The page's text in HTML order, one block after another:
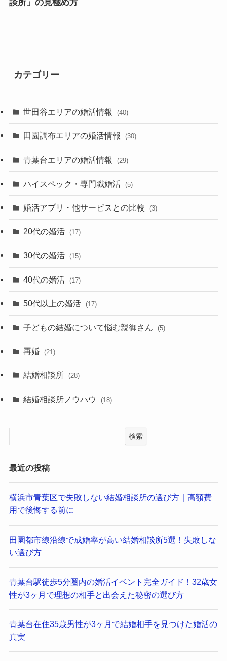
談所」の見極め方
カテゴリー
世田谷エリアの婚活情報 (40)
田園調布エリアの婚活情報 (30)
青葉台エリアの婚活情報 (29)
ハイスペック・専門職婚活 (5)
婚活アプリ・他サービスとの比較 (3)
20代の婚活 (17)
30代の婚活 (15)
40代の婚活 (17)
50代以上の婚活 (17)
子どもの結婚について悩む親御さん (5)
再婚 (21)
結婚相談所 (28)
結婚相談所ノウハウ (18)
検索
最近の投稿
横浜市青葉区で失敗しない結婚相談所の選び方｜高額費
用で後悔する前に
田園都市線沿線で成婚率が高い結婚相談所5選！失敗しな
い選び方
青葉台駅徒歩5分圏内の婚活イベント完全ガイド！32歳女
性が3ヶ月で理想の相手と出会えた秘密の選び方
青葉台在住35歳男性が3ヶ月で結婚相手を見つけた婚活の
真実